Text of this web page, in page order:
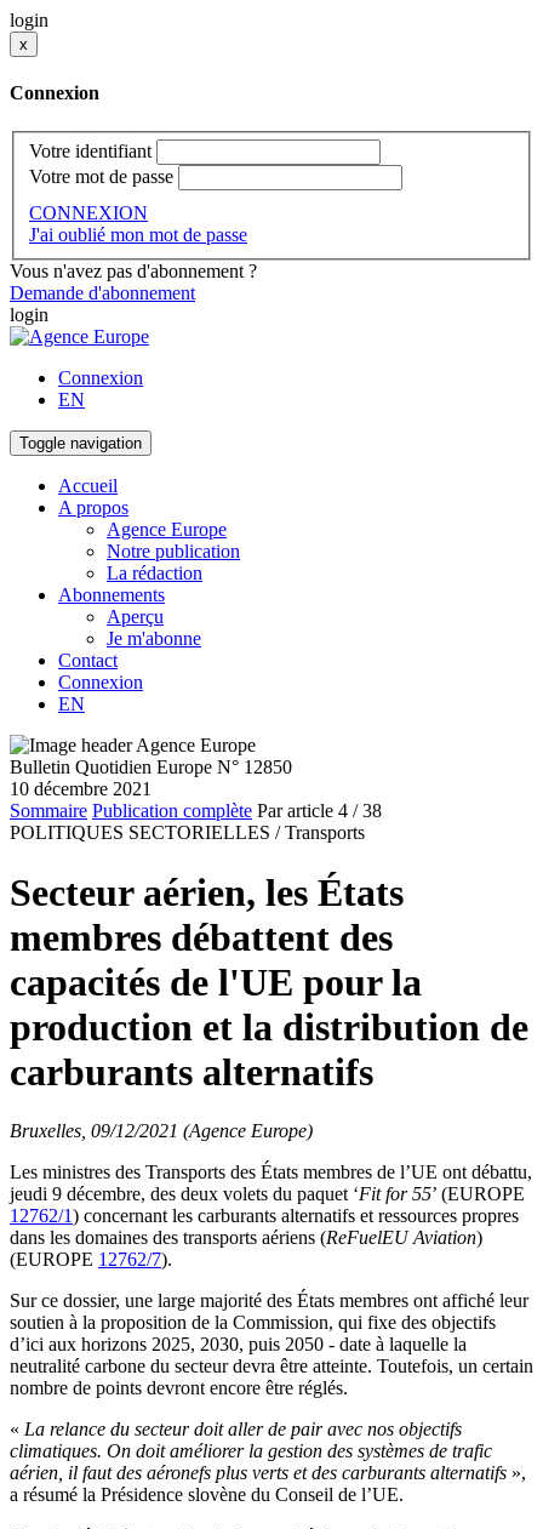
login
x
Connexion
Votre identifiant
Votre mot de passe
CONNEXION
J'ai oublié mon mot de passe
Vous n'avez pas d'abonnement ?
Demande d'abonnement
login
Connexion
EN
Toggle navigation
Accueil
A propos
Agence Europe
Notre publication
La rédaction
Abonnements
Aperçu
Je m'abonne
Contact
Connexion
EN
Bulletin Quotidien Europe N° 12850
10 décembre 2021
Sommaire Publication complète Par article 4 / 38
POLITIQUES SECTORIELLES / Transports
Secteur aérien, les États
membres débattent des
capacités de l'UE pour la
production et la distribution de
carburants alternatifs
Bruxelles, 09/12/2021 (Agence Europe)
Les ministres des Transports des États membres de l’UE ont débattu,
jeudi 9 décembre, des deux volets du paquet ‘Fit for 55’ (EUROPE
12762/1) concernant les carburants alternatifs et ressources propres
dans les domaines des transports aériens (ReFuelEU Aviation)
(EUROPE 12762/7).
Sur ce dossier, une large majorité des États membres ont affiché leur
soutien à la proposition de la Commission, qui fixe des objectifs
d’ici aux horizons 2025, 2030, puis 2050 - date à laquelle la
neutralité carbone du secteur devra être atteinte. Toutefois, un certain
nombre de points devront encore être réglés.
« La relance du secteur doit aller de pair avec nos objectifs
climatiques. On doit améliorer la gestion des systèmes de trafic
aérien, il faut des aéronefs plus verts et des carburants alternatifs »,
a résumé la Présidence slovène du Conseil de l’UE.